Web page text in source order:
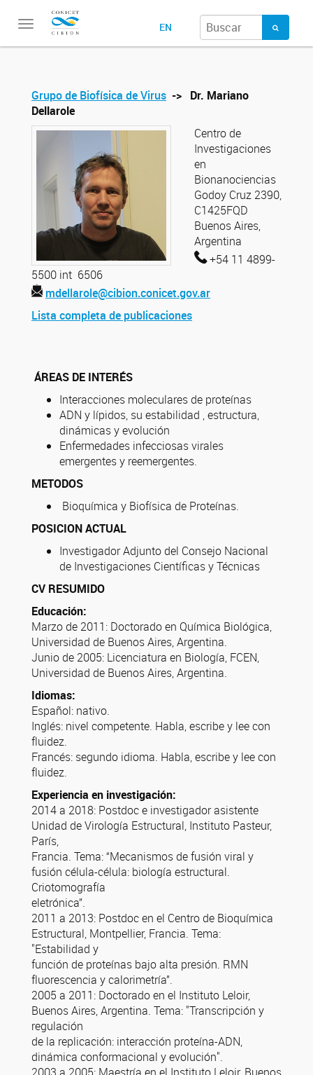
Toggle
EN
Grupo de Biofísica de Virus -> Dr. Mariano
Dellarole
Centro de
Investigaciones
en
Bionanociencias
Godoy Cruz 2390,
C1425FQD
Buenos Aires,
Argentina
+54 11 4899-
5500 int 6506
mdellarole@cibion.conicet.gov.ar
Lista completa de publicaciones
ÁREAS DE INTERÉS
Interacciones moleculares de proteínas
ADN y lípidos, su estabilidad , estructura,
dinámicas y evolución
Enfermedades infecciosas virales
emergentes y reemergentes.
METODOS
Bioquímica y Biofísica de Proteínas.
POSICION ACTUAL
Investigador Adjunto del Consejo Nacional
de Investigaciones Científicas y Técnicas
CV RESUMIDO
Educación:
Marzo de 2011: Doctorado en Química Biológica,
Universidad de Buenos Aires, Argentina.
Junio de 2005: Licenciatura en Biología, FCEN,
Universidad de Buenos Aires, Argentina.
Idiomas:
Español: nativo.
Inglés: nivel competente. Habla, escribe y lee con
fluidez.
Francés: segundo idioma. Habla, escribe y lee con
fluidez.
Experiencia en investigación:
2014 a 2018: Postdoc e investigador asistente
Unidad de Virología Estructural, Instituto Pasteur,
París,
Francia. Tema: “Mecanismos de fusión viral y
fusión célula-célula: biología estructural.
Criotomografía
eletrónica”.
2011 a 2013: Postdoc en el Centro de Bioquímica
Estructural, Montpellier, Francia. Tema:
"Estabilidad y
función de proteínas bajo alta presión. RMN
fluorescencia y calorimetría”.
2005 a 2011: Doctorado en el Instituto Leloir,
Buenos Aires, Argentina. Tema: "Transcripción y
regulación
de la replicación: interacción proteína-ADN,
dinámica conformacional y evolución".